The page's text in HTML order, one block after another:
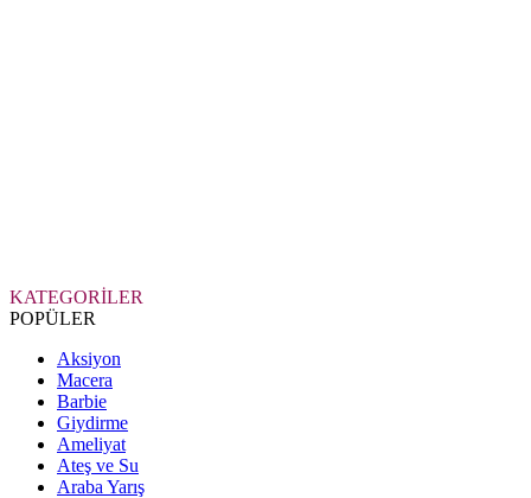
KATEGORİLER
POPÜLER
Aksiyon
Macera
Barbie
Giydirme
Ameliyat
Ateş ve Su
Araba Yarış